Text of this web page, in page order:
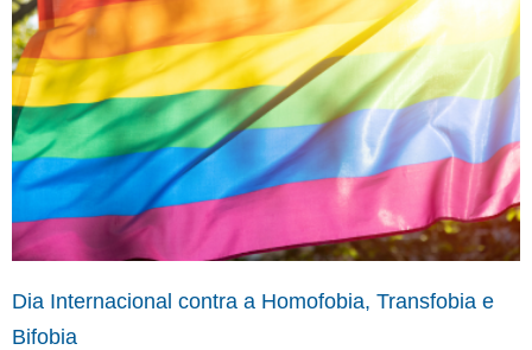
Dia Internacional contra a Homofobia, Transfobia e
Bifobia